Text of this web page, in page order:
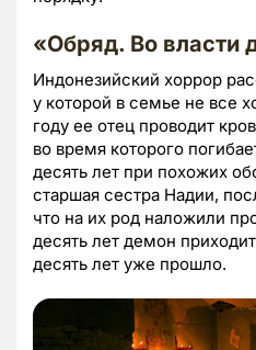
«Обряд. Во власти
Индонезийский хоррор
у которой в семье не все
году ее отец проводит
во время которого
десять лет при похожих
старшая сестра Надии,
что на их род наложили
десять лет демон
десять лет уже прошло.